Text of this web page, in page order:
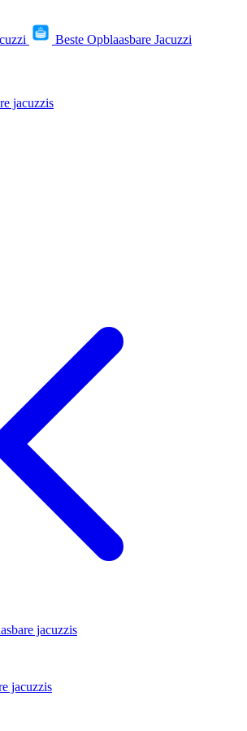
Beste Opblaasbare Jacuzzi
jacuzzis
jacuzzis
jacuzzis